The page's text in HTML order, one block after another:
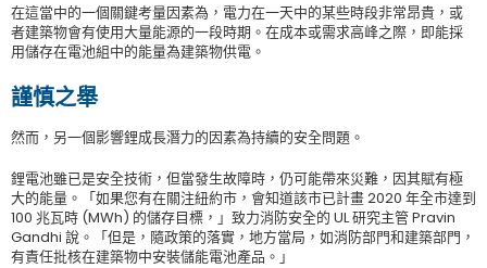
在這當中的一個關鍵考量因素為，電力在一天中的某些時段非常昂貴，或
者建築物會有使用大量能源的一段時期。在成本或需求高峰之際，即能採
用儲存在電池組中的能量為建築物供電。
謹慎之舉
然而，另一個影響鋰成長潛力的因素為持續的安全問題。
鋰電池雖已是安全技術，但當發生故障時，仍可能帶來災難，因其賦有極
大的能量。「如果您有在關注紐約市，會知道該市已計畫 2020 年全市達到
100 兆瓦時 (MWh) 的儲存目標，」致力消防安全的 UL 研究主管 Pravin
Gandhi 說。「但是，隨政策的落實，地方當局，如消防部門和建築部門，
有責任批核在建築物中安裝儲能電池產品。」